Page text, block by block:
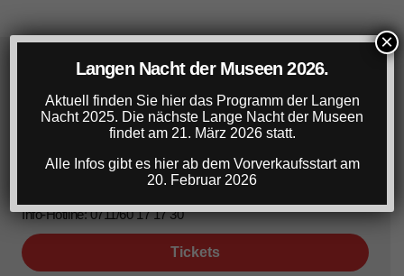
Lange Nacht der Museen Stuttgart
22. März 2025, 18-1 Uhr
Ticket: € 22,- (gg.falls zzgl. VVK-Gebühr)
Ermäßigtes Ticket für Studierende, SchülerInnen,
Info-Hotline: 0711/60 17 17 30
Tickets
Langen Nacht der Museen 2026.
Aktuell finden Sie hier das Programm der Langen
Nacht 2025. Die nächste Lange Nacht der Museen
findet am 21. März 2026 statt.
Alle Infos gibt es hier ab dem Vorverkaufsstart am
20. Februar 2026
×